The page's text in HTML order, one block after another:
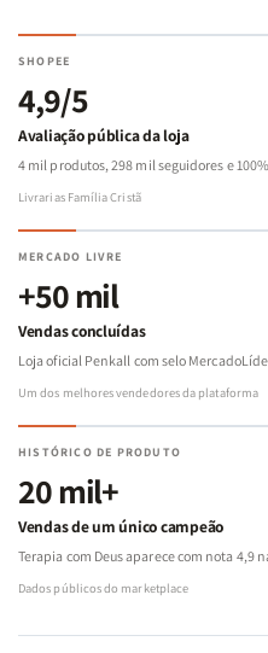
SHOPEE
4,9/5
Avaliação pública da loja
4 mil produtos, 298 mil seguidores e
Livrarias Família Cristã
MERCADO LIVRE
+50 mil
Vendas concluídas
Loja oficial Penkall com selo
Um dos melhores vendedores da plataforma
HISTÓRICO DE PRODUTO
20 mil+
Vendas de um único campeão
Terapia com Deus aparece com nota 4,9
Dados públicos do marketplace